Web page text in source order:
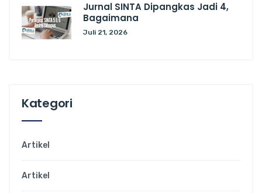
Jurnal SINTA Dipangkas Jadi 4,
Bagaimana
Juli 21, 2026
Kategori
Artikel
Artikel